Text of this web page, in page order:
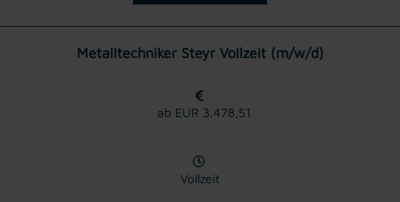
Metalltechniker Steyr Vollzeit (m/w/d)
ab EUR 3.478,51
Vollzeit